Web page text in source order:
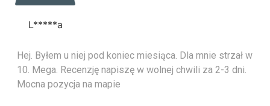
L*****a
Hej. Byłem u niej pod koniec miesiąca. Dla mnie strzał w
10. Mega. Recenzję napiszę w wolnej chwili za 2-3 dni.
Mocna pozycja na mapie